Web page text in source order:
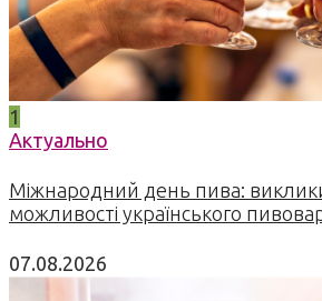
1
Актуально
Міжнародний день пива:
можливості українського
07.08.2026